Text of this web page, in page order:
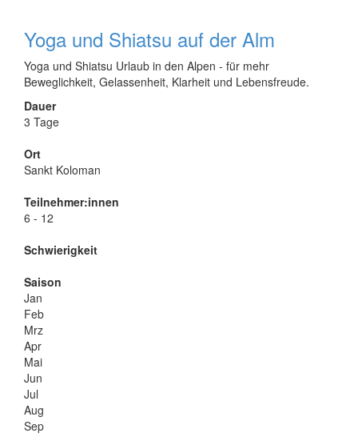
Yoga und Shiatsu auf der Alm
Yoga und Shiatsu Urlaub in den Alpen - für mehr
Beweglichkeit, Gelassenheit, Klarheit und Lebensfreude.
Dauer
3 Tage
Ort
Sankt Koloman
Teilnehmer:innen
6 - 12
Schwierigkeit
Saison
Jan
Feb
Mrz
Apr
Mai
Jun
Jul
Aug
Sep